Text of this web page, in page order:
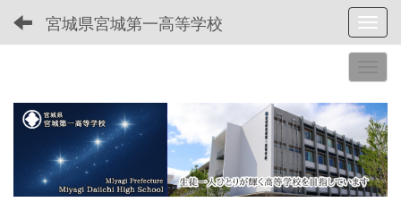
宮城県宮城第一高等学校